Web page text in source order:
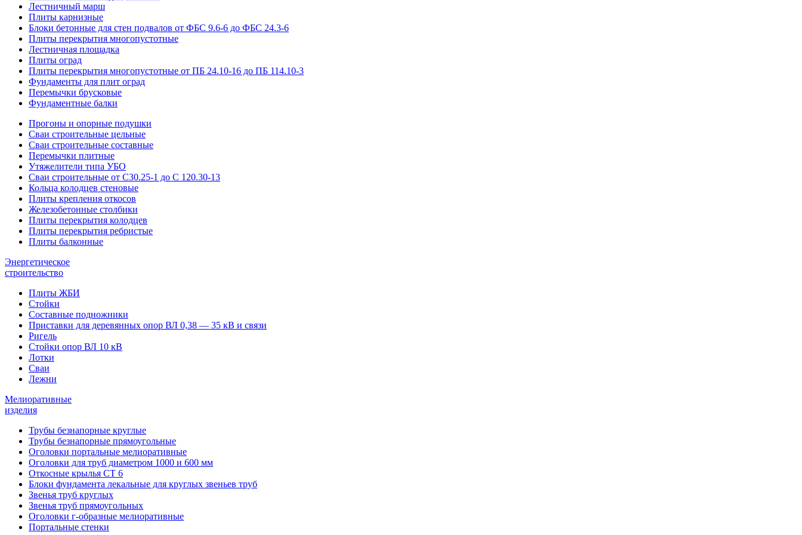
Лестничный марш
Плиты карнизные
Блоки бетонные для стен подвалов от ФБС 9.6-6 до ФБС 24.3-6
Плиты перекрытия многопустотные
Лестничная площадка
Плиты оград
Плиты перекрытия многопустотные от ПБ 24.10-16 до ПБ 114.10-3
Фундаменты для плит оград
Перемычки брусковые
Фундаментные балки
Прогоны и опорные подушки
Сваи строительные цельные
Сваи строительные составные
Перемычки плитные
Утяжелители типа УБО
Сваи строительные от С30.25-1 до С 120.30-13
Кольца колодцев стеновые
Плиты крепления откосов
Железобетонные столбики
Плиты перекрытия колодцев
Плиты перекрытия ребристые
Плиты балконные
Энергетическое
строительство
Плиты ЖБИ
Стойки
Составные подножники
Приставки для деревянных опор ВЛ 0,38 — 35 кВ и связи
Ригель
Стойки опор ВЛ 10 кВ
Лотки
Сваи
Лежни
Мелиоративные
изделия
Трубы безнапорные круглые
Трубы безнапорные прямоугольные
Оголовки портальные мелиоративные
Оголовки для труб диаметром 1000 и 600 мм
Откосные крылья СТ 6
Блоки фундамента лекальные для круглых звеньев труб
Звенья труб круглых
Звенья труб прямоугольных
Оголовки г-образные мелиоративные
Портальные стенки